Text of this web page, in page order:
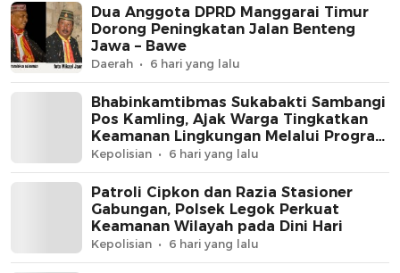
Dua Anggota DPRD Manggarai Timur
Dorong Peningkatan Jalan Benteng
Jawa – Bawe
Daerah 6 hari yang lalu
Bhabinkamtibmas Sukabakti Sambangi
Pos Kamling, Ajak Warga Tingkatkan
Keamanan Lingkungan Melalui Program
Jaga Jakarta+
Kepolisian 6 hari yang lalu
Patroli Cipkon dan Razia Stasioner
Gabungan, Polsek Legok Perkuat
Keamanan Wilayah pada Dini Hari
Kepolisian 6 hari yang lalu